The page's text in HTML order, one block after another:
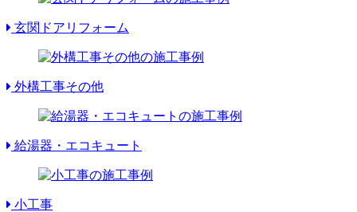
玄関ドアリフォーム
外構工事その他
給湯器・エコキュート
小工事